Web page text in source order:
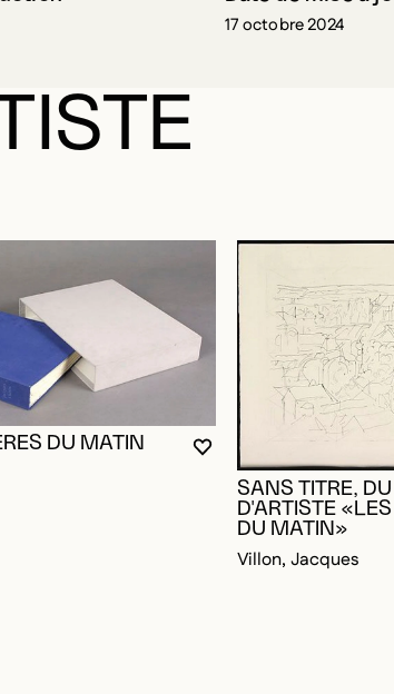
17 octobre 2024
POUR AJOUTER AUX FAVORIS
VOUS DEVEZ ÊTRE
FERMER LA MODALE
OUVRIR LA MODALE
DU MATIN
SANS TITRE,
D'ARTISTE
DU MATIN»
Villon, Jacques